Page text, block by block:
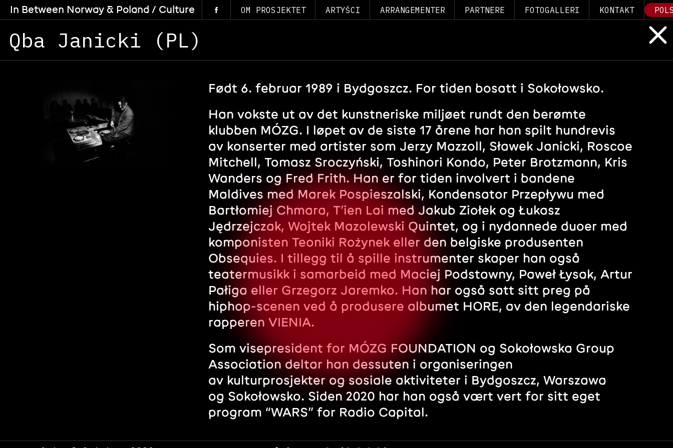
In Between Norway & Poland / Culture OM PROSJEKTET ARTYŚCI ARRANGEMENTER PARTNERE FOTOGALLERI KONTAKT
Qba Janicki (PL)
Født 6. februar 1989 i Bydgoszcz. For tiden bosatt i Sokołowsko.
Han vokste ut av det kunstneriske miljøet rundt den berømte
klubben MÓZG. I løpet av de siste 17 årene har han spilt hundrevis
av konserter med artister som Jerzy Mazzoll, Sławek Janicki, Roscoe
Mitchell, Tomasz Sroczyński, Toshinori Kondo, Peter Brotzmann, Kris
Wanders og Fred Frith. Han er for tiden involvert i bandene
Maldives med Marek Pospieszalski, Kondensator Przepływu med
Bartłomiej Chmara, T’ien Lai med Jakub Ziołek og Łukasz
Jędrzejczak, Wojtek Mazolewski Quintet, og i nydannede duoer med
komponisten Teoniki Rożynek eller den belgiske produsenten
Obsequies. I tillegg til å spille instrumenter skaper han også
teatermusikk i samarbeid med Maciej Podstawny, Paweł Łysak, Artur
Pałiga eller Grzegorz Jaremko. Han har også satt sitt preg på
hiphop-scenen ved å produsere albumet HORE, av den legendariske
rapperen VIENIA.
Som visepresident for MÓZG FOUNDATION og Sokołowska Group
Association deltar han dessuten i organiseringen
av kulturprosjekter og sosiale aktiviteter i Bydgoszcz, Warszawa
og Sokołowsko. Siden 2020 har han også vært vert for sitt eget
program “WARS” for Radio Capital.